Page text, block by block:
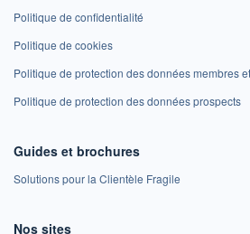
Politique de confidentialité
Politique de cookies
Politique de protection des données membres
Politique de protection des données prospects
Guides et brochures
Solutions pour la Clientèle Fragile
Nos sites